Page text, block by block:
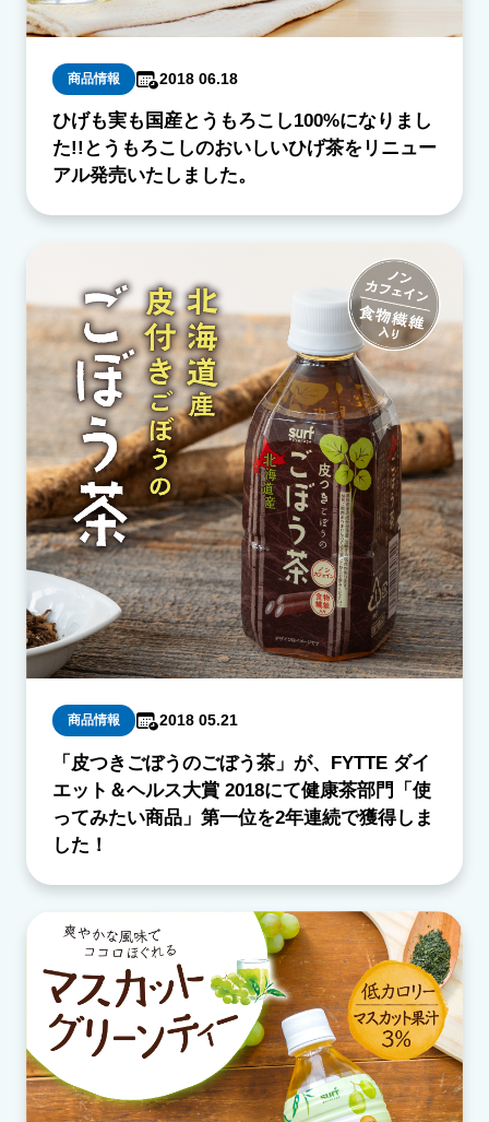
商品情報 2018 06.18
ひげも実も国産とうもろこし100%になりまし
た!!とうもろこしのおいしいひげ茶をリニュー
アル発売いたしました。
商品情報 2018 05.21
「皮つきごぼうのごぼう茶」が、FYTTE ダイ
エット＆ヘルス大賞 2018にて健康茶部門「使
ってみたい商品」第一位を2年連続で獲得しま
した！